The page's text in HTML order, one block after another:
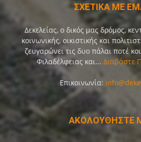
ΣΧΕΤΙΚΑ ΜΕ
Δεκελείας, ο δικός μας δρόμος,
κοινωνικής, οικιστικής και
ζευγαρώνει τις δυο πάλαι ποτέ
Φιλαδέλφειας και... Διαβάστε
Επικοινωνία:
ΑΚΟΛΟΥΘΗΣΤΕ